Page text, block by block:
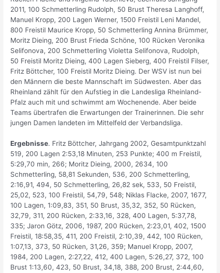
2011, 100 Schmetterling Rudolph, 50 Brust Theresa Langhoff,
Manuel Kropp, 200 Lagen Werner, 1500 Freistil Leni Mandel,
800 Freistil Maurice Kropp, 50 Schmetterling Annina Brümmer,
Moritz Dieing, 200 Brust Frieda Schöne, 100 Rücken Veronika
Selifonova, 200 Schmetterling Violetta Selifonova, Rudolph,
50 Freistil Moritz Dieing, 400 Lagen Sieberg, 400 Freistil Filser,
Fritz Böttcher, 100 Freistil Moritz Dieing. Der WSV ist nun bei
den Männern die beste Mannschaft im Südwesten. Aber das
Rheinland zählt für den Aufstieg in die Landesliga Rheinland-
Pfalz auch mit und schwimmt am Wochenende. Aber beide
Teams übertrafen die Erwartungen der Trainerinnen. Die sehr
jungen Damen landeten im Mittelfeld der Verbandsliga.
Ergebnisse. Fritz Böttcher, Jahrgang 2002, Gesamtpunktzahl
519, 200 Lagen 2:53,18 Minuten, 253 Punkte; 400 m Freistil,
5:29,70 min, 266; Moritz Dieing, 2000, 2634, 100
Schmetterling, 58,81 Sekunden, 536, 200 Schmetterling,
2:16,91, 494, 50 Schmetterling, 26,82 sek, 533, 50 Freistil,
25,02, 523, 100 Freistil, 54,79, 548; Niklas Flacke, 2007, 1677,
100 Lagen, 1:09,83, 351, 50 Brust, 35,32, 352, 50 Rücken,
32,79, 311, 200 Rücken, 2:33,16, 328, 400 Lagen, 5:37,78,
335; Jaron Götz, 2006, 1987, 200 Rücken, 2:23,01, 402, 1500
Freistil, 18:58,35, 411, 200 Freistil, 2:10,39, 442, 100 Rücken,
1:07,13, 373, 50 Rücken, 31,26, 359; Manuel Kropp, 2007,
1984, 200 Lagen, 2:27,22, 412, 400 Lagen, 5:26,27, 372, 100
Brust 1:13,60, 423, 50 Brust, 34,18, 388, 200 Brust, 2:44,60,